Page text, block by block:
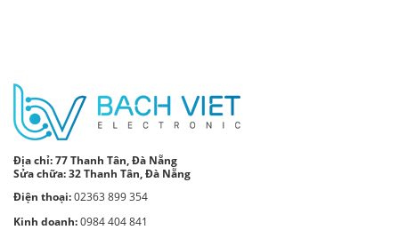
Địa chỉ:77 Thanh Tân, Đà Nẵng
Sửa chữa: 32 Thanh Tân, Đà Nẵng
Điện thoại:02363 899 354
Kinh doanh:0984 404 841